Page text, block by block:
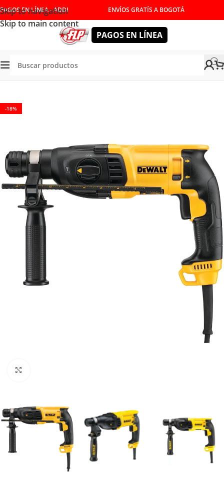
Skip to navigation
Skip to main content
PAGOS EN LÍNEA - ADDI ENVÍOS GRATÍS A BOGOTÁ
PAGOS EN LÍNEA
Tienda/HERRAMIENTAS ELÉCTRICAS
-18%